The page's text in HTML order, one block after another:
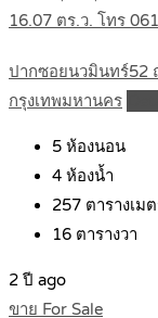
16.07 ตร.ว. โทร
ปากซอยนวมินทร์52
กรุงเทพมหานคร
5 ห้องนอน
4 ห้องน้ำ
257 ตารางเม
16 ตารางวา
2 ปี ago
ขาย For Sale